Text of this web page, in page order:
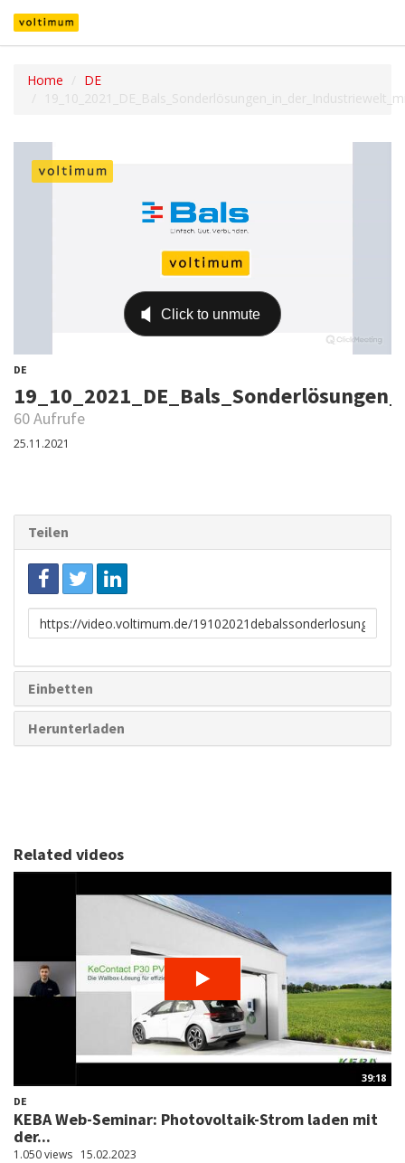
Home
DE
DE
60 Aufrufe
25.11.2021
Teilen
Link
zum
Einbetten
Herunterladen
Related videos
39:18
DE
KEBA Web-Seminar: Photovoltaik-Strom laden mit
der...
1.050 views 15.02.2023